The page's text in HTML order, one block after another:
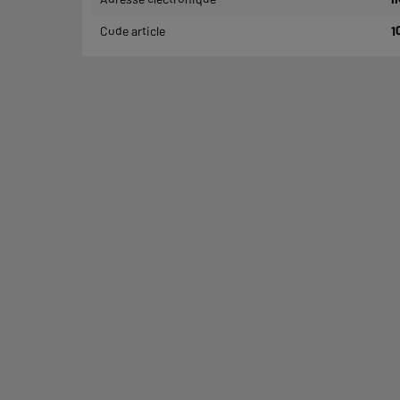
Code article